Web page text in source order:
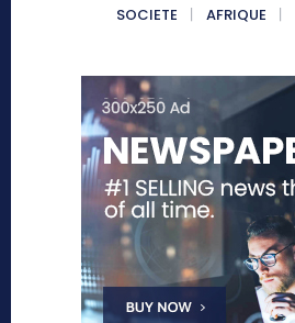
SOCIETE
AFRIQUE